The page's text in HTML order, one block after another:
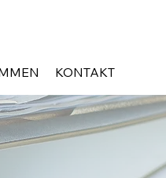
KONTAKT